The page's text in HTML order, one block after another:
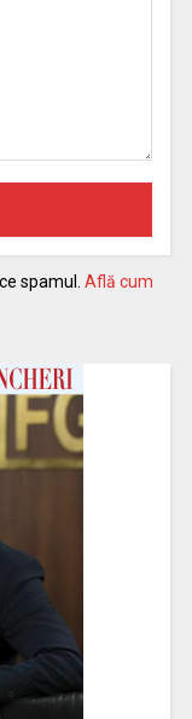
spamul. Află cum